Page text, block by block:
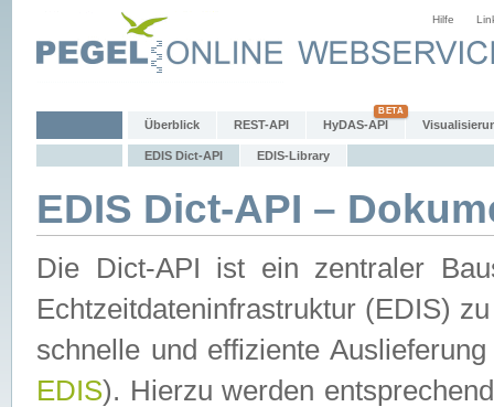
Hilfe
Überblick REST-API HyDAS-API
EDIS Dict-API EDIS-Library
EDIS Dict-API –
Die Dict-API ist ein zentraler
Echtzeitdateninfrastruktur (EDIS)
schnelle und effiziente
EDIS). Hierzu werden